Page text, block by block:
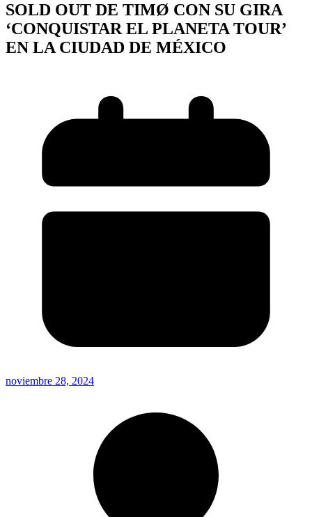
SOLD OUT DE TIMØ CON SU GIRA
‘CONQUISTAR EL PLANETA TOUR’
EN LA CIUDAD DE MÉXICO
noviembre 28, 2024